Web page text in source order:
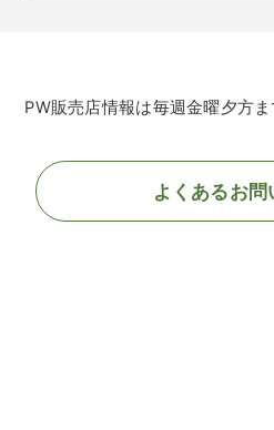
PW販売店情報は毎週金曜夕方ま
よくあるお問